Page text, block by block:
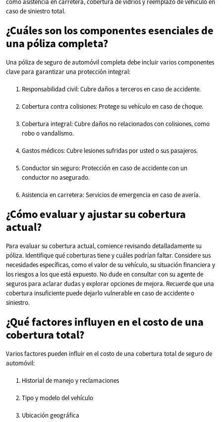
como asistencia en carretera, cobertura de vidrios y reemplazo de vehículo en
caso de siniestro total.
¿Cuáles son los componentes esenciales de
una póliza completa?
Una póliza de seguro de automóvil completa debe incluir varios componentes
clave para garantizar una protección integral:
Responsabilidad civil: Cubre daños a terceros en caso de accidente.
Cobertura contra colisiones: Protege su vehículo en caso de choque.
Cobertura integral: Cubre daños no relacionados con colisiones, como
robo o vandalismo.
Gastos médicos: Cubre lesiones sufridas por usted o sus pasajeros.
Conductor sin seguro: Protección en caso de accidente con un
conductor no asegurado.
Asistencia en carretera: Servicios de emergencia en caso de avería.
¿Cómo evaluar y ajustar su cobertura
actual?
Para evaluar su cobertura actual, comience revisando detalladamente su
póliza. Identifique qué coberturas tiene y cuáles podrían faltar. Considere sus
necesidades específicas, como el valor de su vehículo, su situación financiera y
los riesgos a los que está expuesto. No dude en consultar con su agente de
seguros para aclarar dudas y explorar opciones de mejora. Recuerde que una
cobertura insuficiente puede dejarlo vulnerable en caso de accidente o
siniestro.
¿Qué factores influyen en el costo de una
cobertura total?
Varios factores pueden influir en el costo de una cobertura total de seguro de
automóvil:
Historial de manejo y reclamaciones
Tipo y modelo del vehículo
Ubicación geográfica